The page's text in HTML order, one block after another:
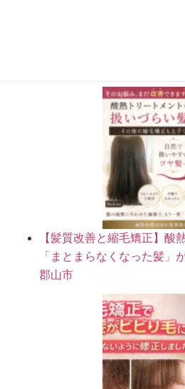
【髪質改善と縮毛矯正】酸
「まとまらなくなった髪」
郡山市